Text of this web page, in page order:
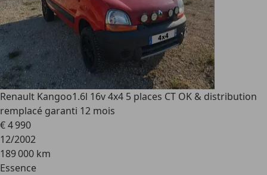
Renault Kangoo1.6l 16v 4x4 5 places CT OK & distribution
remplacé garanti 12 mois
€ 4 990
12/2002
189 000 km
Essence